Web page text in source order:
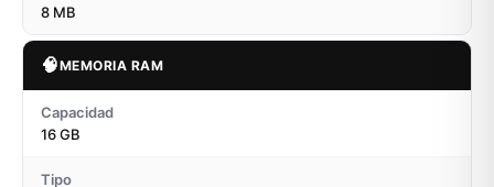
8 MB
🧠MEMORIA RAM
Capacidad
16 GB
Tipo